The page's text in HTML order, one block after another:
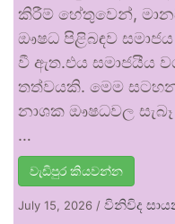
කිරීම් හේතුවෙන්,
ඖෂධ පිළිබඳව
වී ඇත.එය සමාජයීය
තත්වයකි. මෙම
නාශක ඖෂධවල සැබෑ
…
වැඩිපුර කියවන්න
July 15, 2026 / විනිවිද